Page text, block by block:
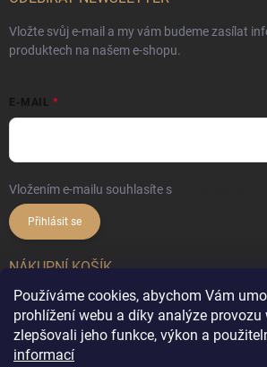
Používáme cookies, abychom Vám
prohlížení webu a díky analýze provozu
zlepšovali jeho funkce, výkon a
informací
Vložte svůj e-mail a my vám budeme zasílat
produktech na našem e-shopu.
E-MAIL
Vložením e-mailu souhlasíte s
Přihlásit se
NÁKUPNÍ KOŠÍK
0ks /0 Kč